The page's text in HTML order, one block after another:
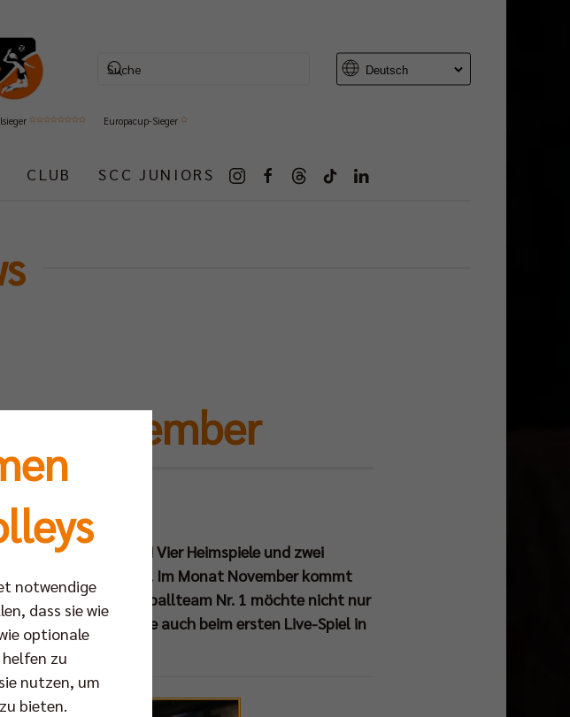
Europacup-Sieger
CLUB SCC JUNIORS
November
erst so richtig heiß! Vier Heimspiele und zwei
auf dem Programm. Im Monat November kommt
zu. Berlins Volleyballteam Nr. 1 möchte nicht nur
insbesondere auch beim ersten Live-Spiel in
notwendige
dass sie wie
optionale
helfen zu
nutzen, um
bieten.